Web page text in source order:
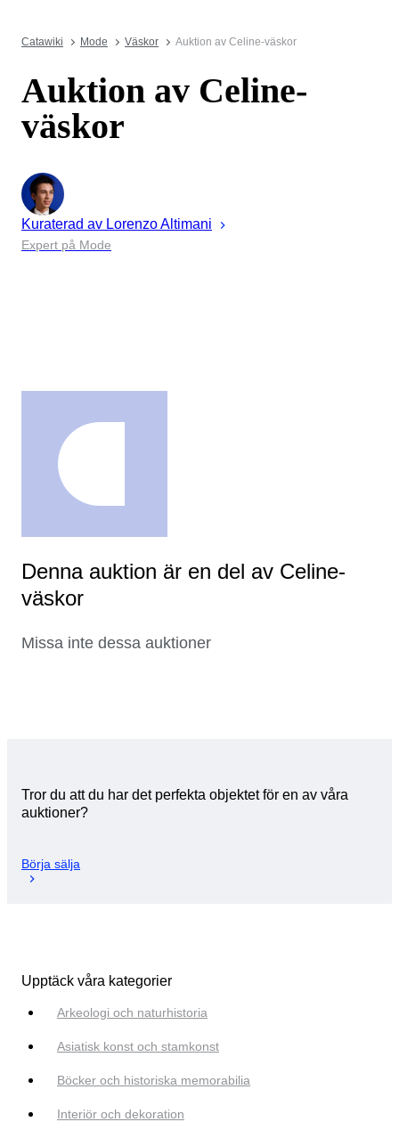
Catawiki Mode Väskor Auktion av Celine-väskor
Auktion av Celine-
väskor
Kuraterad av LorenzoAltimani
Expert på Mode
Denna auktion är en del av Celine-
väskor
Missa inte dessa auktioner
Tror du att du har det perfekta objektet för en av våra
auktioner?
Börja sälja
Upptäck våra kategorier
Arkeologi och naturhistoria
Asiatisk konst och stamkonst
Böcker och historiska memorabilia
Interiör och dekoration